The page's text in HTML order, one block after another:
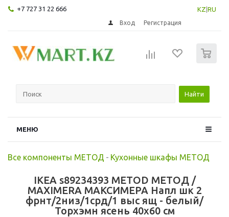
+7 727 31 22 666 KZ RU
Вход Регистрация
Найти
МЕНЮ
Все компоненты МЕТОД - Кухонные шкафы МЕТОД
IKEA s89234393 METOD МЕТОД /
MAXIMERA МАКСИМЕРА Напл шк 2
фрнт/2низ/1срд/1 выс ящ - белый/
Торхэмн ясень 40x60 см